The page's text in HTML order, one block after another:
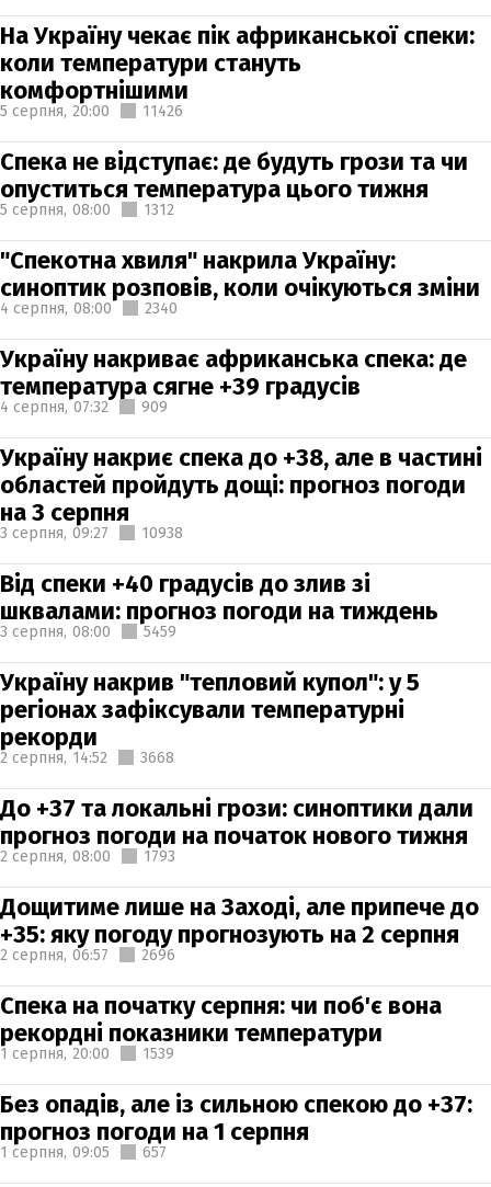
На Україну чекає пік африканської спеки:
коли температури стануть
комфортнішими
5 серпня, 20:00 11426
Спека не відступає: де будуть грози та чи
опуститься температура цього тижня
5 серпня, 08:00 1312
"Спекотна хвиля" накрила Україну:
синоптик розповів, коли очікуються зміни
4 серпня, 08:00 2340
Україну накриває африканська спека: де
температура сягне +39 градусів
4 серпня, 07:32 909
Україну накриє спека до +38, але в частині
областей пройдуть дощі: прогноз погоди
на 3 серпня
3 серпня, 09:27 10938
Від спеки +40 градусів до злив зі
шквалами: прогноз погоди на тиждень
3 серпня, 08:00 5459
Україну накрив "тепловий купол": у 5
регіонах зафіксували температурні
рекорди
2 серпня, 14:52 3668
До +37 та локальні грози: синоптики дали
прогноз погоди на початок нового тижня
2 серпня, 08:00 1793
Дощитиме лише на Заході, але припече до
+35: яку погоду прогнозують на 2 серпня
2 серпня, 06:57 2696
Спека на початку серпня: чи поб'є вона
рекордні показники температури
1 серпня, 20:00 1539
Без опадів, але із сильною спекою до +37:
прогноз погоди на 1 серпня
1 серпня, 09:05 657